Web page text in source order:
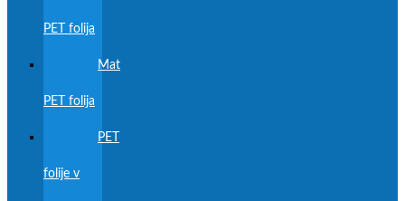
PET folija
Mat
PET folija
PET
folije v